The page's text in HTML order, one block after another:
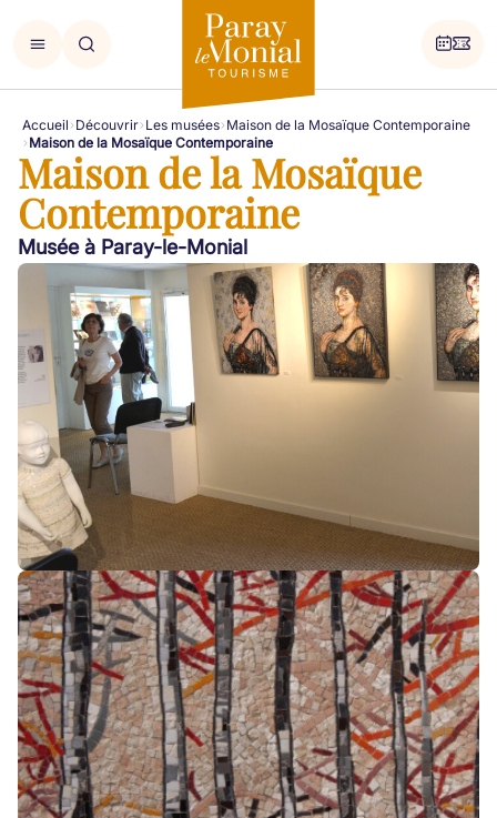
Accueil Découvrir Les musées Maison de la Mosaïque Contemporaine
Maison de la Mosaïque Contemporaine
Maison de la Mosaïque
Contemporaine
Musée à Paray-le-Monial